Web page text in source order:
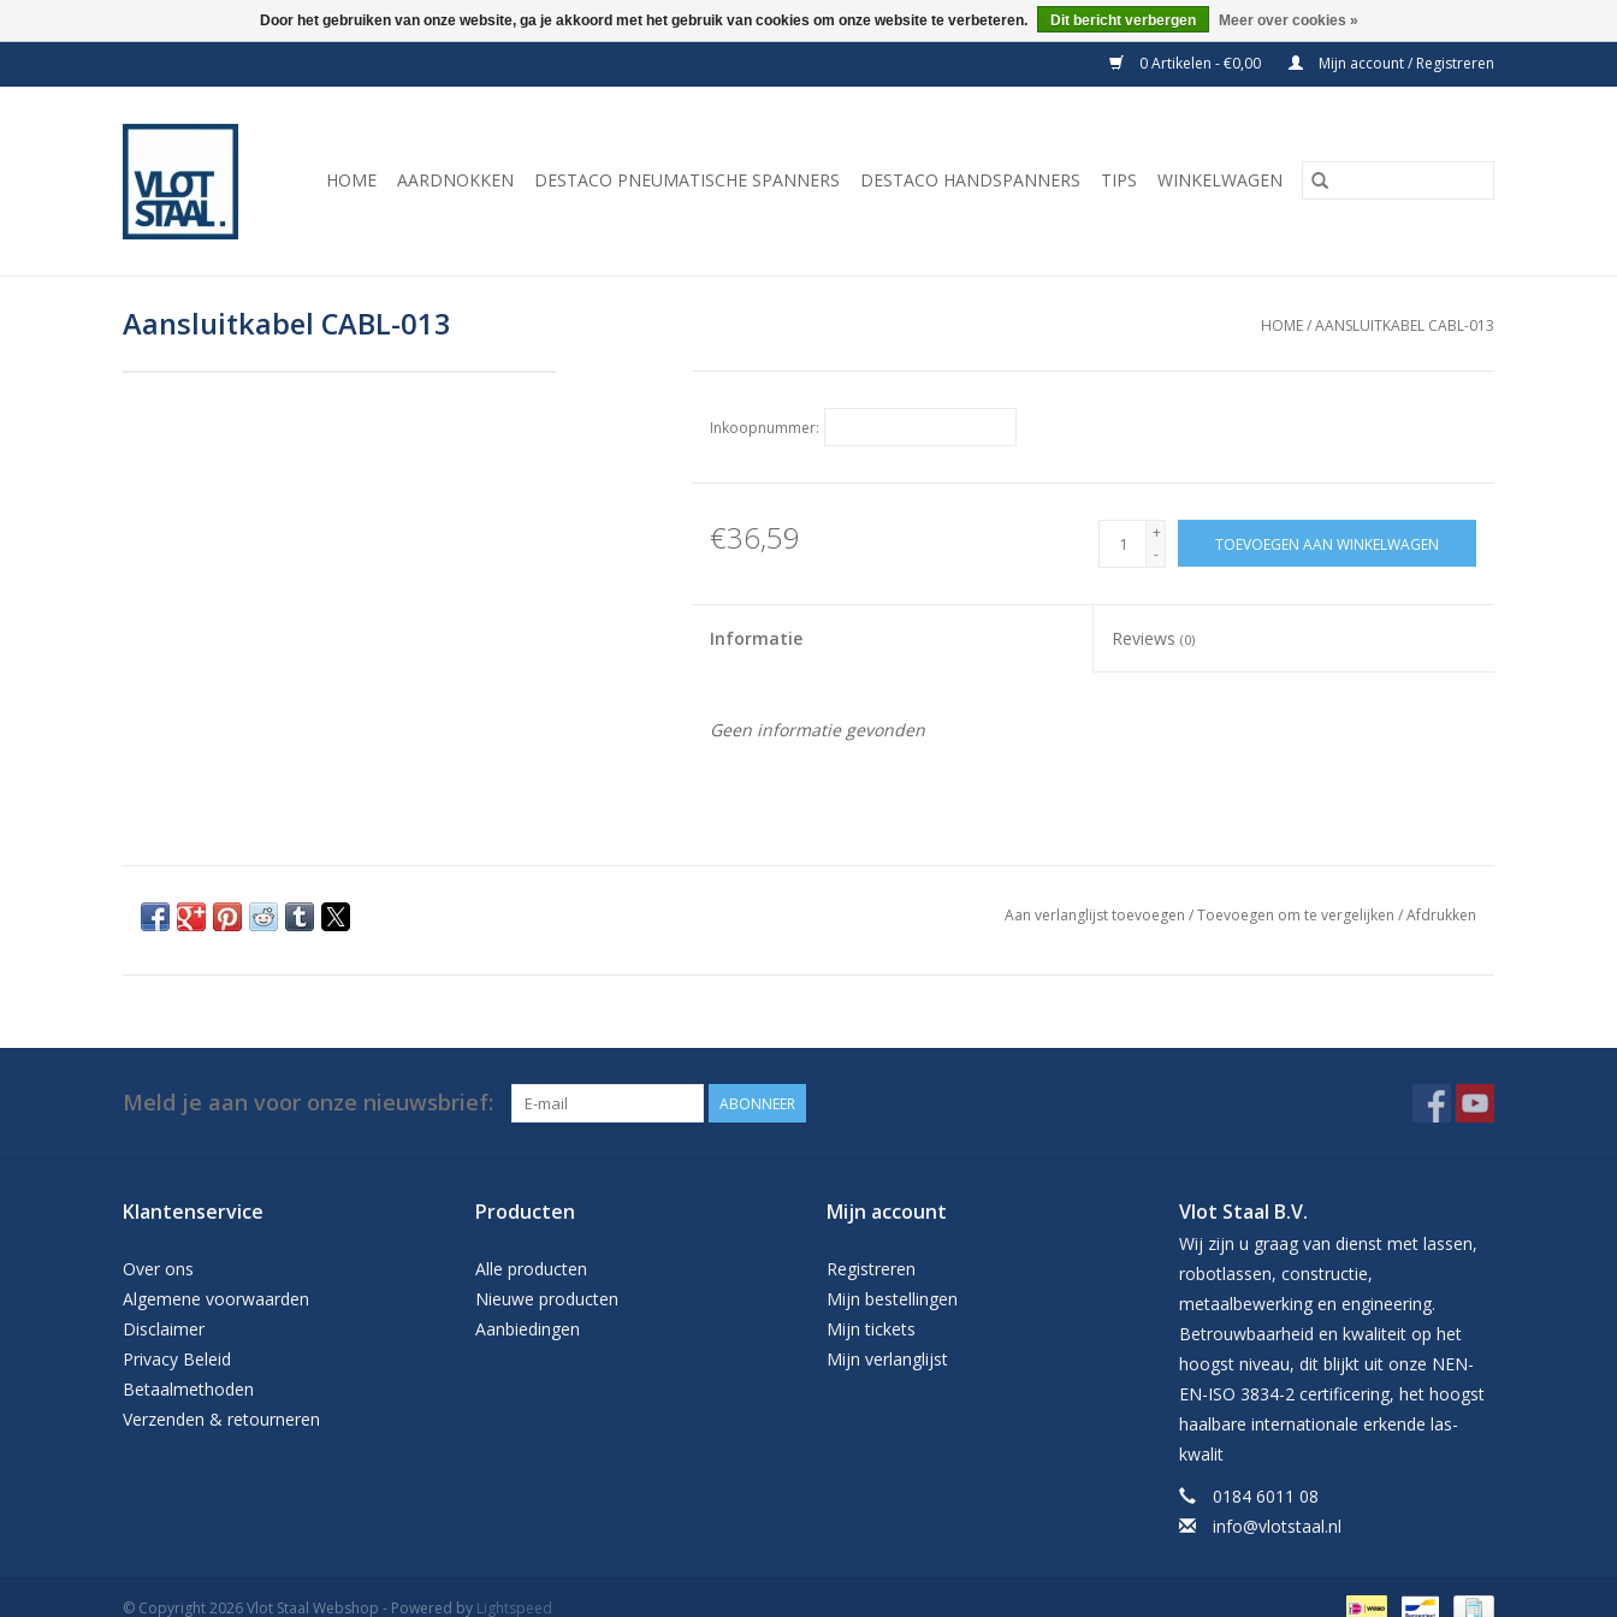
0 Artikelen - €0,00 Mijn account / Registreren
HOME AARDNOKKEN DESTACO PNEUMATISCHE SPANNERS DESTACO HANDSPANNERS TIPS WINKELWAGEN
Aansluitkabel CABL-013 HOME/AANSLUITKABEL CABL-013
Inkoopnummer:
€36,59
+
-
TOEVOEGEN AAN WINKELWAGEN
Informatie Reviews(0)
Geen informatie gevonden
Aan verlanglijst toevoegen /Toevoegen om te vergelijken /Afdrukken
Meld je aan voor onze nieuwsbrief: ABONNEER
Klantenservice
Over ons
Algemene voorwaarden
Disclaimer
Privacy Beleid
Betaalmethoden
Verzenden & retourneren
Producten
Alle producten
Nieuwe producten
Aanbiedingen
Mijn account
Registreren
Mijn bestellingen
Mijn tickets
Mijn verlanglijst
Vlot Staal B.V.
Wij zijn u graag van dienst met lassen,
robotlassen, constructie,
metaalbewerking en engineering.
Betrouwbaarheid en kwaliteit op het
hoogst niveau, dit blijkt uit onze NEN-
EN-ISO 3834-2 certificering, het hoogst
haalbare internationale erkende las-
kwalit
0184 6011 08
info@vlotstaal.nl
© Copyright 2026 Vlot Staal Webshop - Powered by Lightspeed
Door het gebruiken van onze website, ga je akkoord met het gebruik van cookies om onze website te verbeteren. Dit bericht verbergen Meer over cookies »